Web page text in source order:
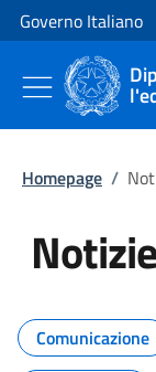
Vai al contenuto
Vai alla navigazione
Governo Italiano
Homepage /
Notizie
Tutti i
Comunicazione